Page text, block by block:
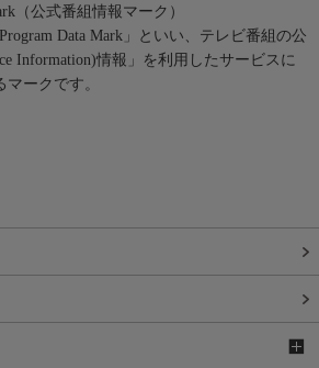
（公式番組情報マーク）
Data Mark」といい、テレビ番組の公
Information)情報」を利用したサービスに
ークです。